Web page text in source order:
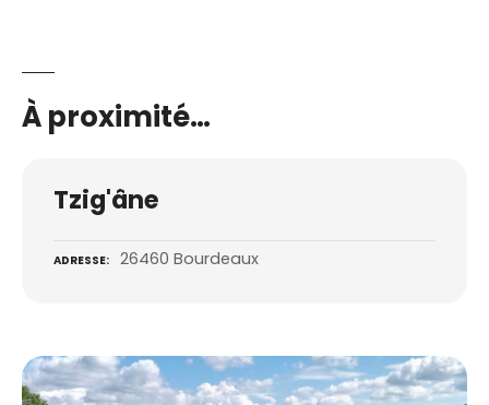
À proximité…
Tzig'âne
ADRESSE 26460 Bourdeaux